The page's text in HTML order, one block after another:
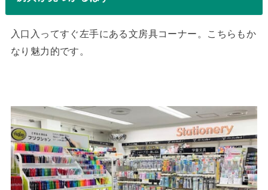
入口入ってすぐ左手にある文房具コーナー。こちらもか
なり魅力的です。